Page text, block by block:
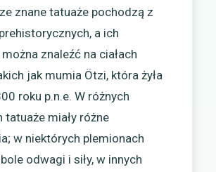
znane tatuaże pochodzą z
a ich
znaleźć na ciałach
jak mumia Ötzi, która żyła
roku p.n.e. W różnych
tatuaże miały różne
w niektórych plemionach
odwagi i siły, w innych